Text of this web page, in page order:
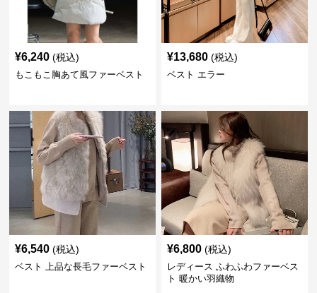
¥6,240 (税込)
もこもこ胸あて風ファーベスト
¥13,680 (税込)
ベスト エラー
¥6,540 (税込)
ベスト 上品な長毛ファーベスト
¥6,800 (税込)
レディース ふわふわファーベス
ト 暖かい羽織物